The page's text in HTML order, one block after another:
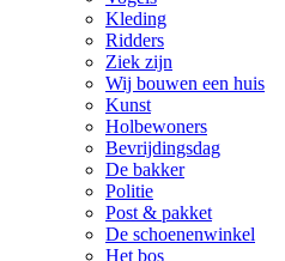
Kleding
Ridders
Ziek zijn
Wij bouwen een huis
Kunst
Holbewoners
Bevrijdingsdag
De bakker
Politie
Post & pakket
De schoenenwinkel
Het bos